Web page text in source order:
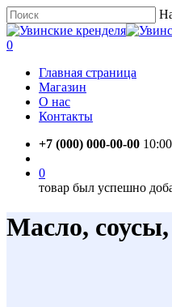
Skip
to
main
Close
Search
account
0
Главная страница
Магазин
О нас
Контакты
+7 (000) 000-00-00
0
товар был успешно
Масло,